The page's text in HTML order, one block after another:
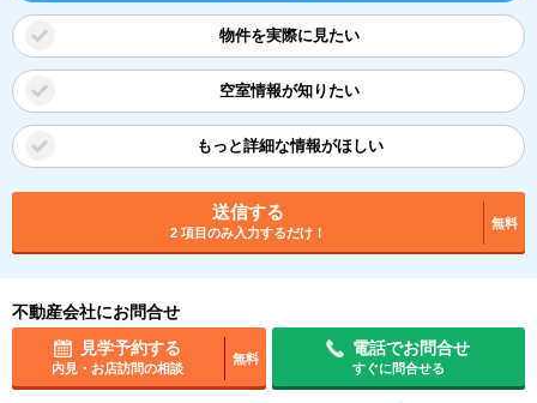
物件を実際に見たい
空室情報が知りたい
もっと詳細な情報がほしい
送信する
2 項目のみ入力するだけ！
無料
不動産会社にお問合せ
見学予約する
内見・お店訪問の相談
無料
電話でお問合せ
すぐに問合せる